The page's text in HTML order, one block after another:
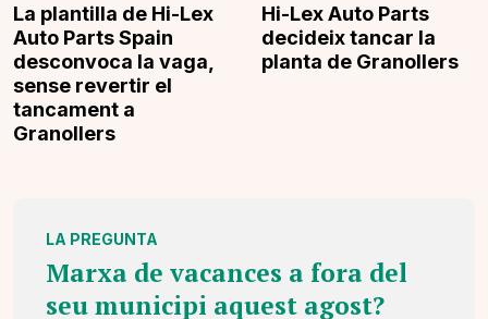
La plantilla de Hi-Lex
Auto Parts Spain
desconvoca la vaga,
sense revertir el
tancament a
Granollers
Hi-Lex Auto Parts
decideix tancar la
planta de Granollers
LA PREGUNTA
Marxa de vacances a fora del
seu municipi aquest agost?